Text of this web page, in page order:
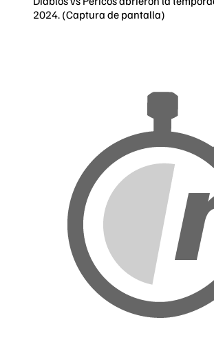
2024. (Captura de pantalla)